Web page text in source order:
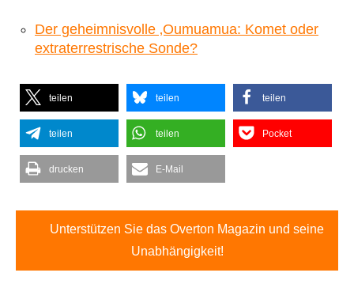
Der geheimnisvolle ‚Oumuamua: Komet oder
extraterrestrische Sonde?
teilen teilen teilen
teilen teilen Pocket
drucken E-Mail
Unterstützen Sie das Overton Magazin und seine
Unabhängigkeit!